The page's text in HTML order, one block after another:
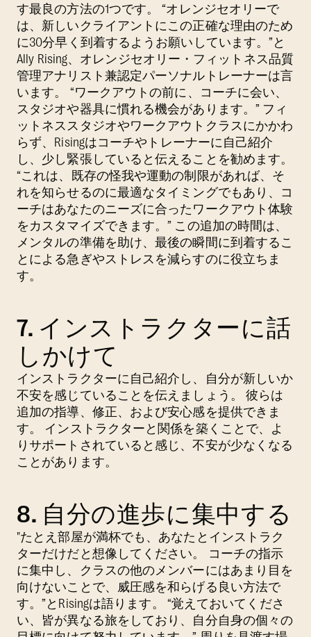
す最良の方法の1つです。 “オレンジセオリーで
は、新しいクライアントにこの正確な理由のため
に30分早く到着するようお願いしています。”と
Ally Rising、オレンジセオリー・フィットネス品質
管理アナリスト兼認定パーソナルトレーナーは言
います。 “ワークアウトの前に、コーチに会い、
スタジオや器具に慣れる機会があります。” フィ
ットネススタジオやワークアウトクラスにかかわ
らず、Risingはコーチやトレーナーに自己紹介
し、少し緊張していると伝えることを勧めます。
“これは、既存の怪我や運動の制限があれば、そ
れを知らせるのに最適なタイミングでもあり、コ
ーチはあなたのニーズに合ったワークアウト体験
をカスタマイズできます。” この追加の時間は、
メンタルの準備を助け、最後の瞬間に到着するこ
とによる急ぎやストレスを減らすのに役立ちま
す。
7. インストラクターに話
しかけて
インストラクターに自己紹介し、自分が新しいか
不安を感じていることを伝えましょう。 彼らは
追加の指導、修正、および安心感を提供できま
す。 インストラクターと関係を築くことで、よ
りサポートされていると感じ、不安が少なくなる
ことがあります。
8. 自分の進歩に集中する
"たとえ部屋が満杯でも、あなたとインストラク
ターだけだと想像してください。 コーチの指示
に集中し、クラスの他のメンバーにはあまり目を
向けないことで、威圧感を和らげる良い方法で
す。”とRisingは語ります。 “覚えておいてくださ
い、皆が異なる旅をしており、自分自身の個々の